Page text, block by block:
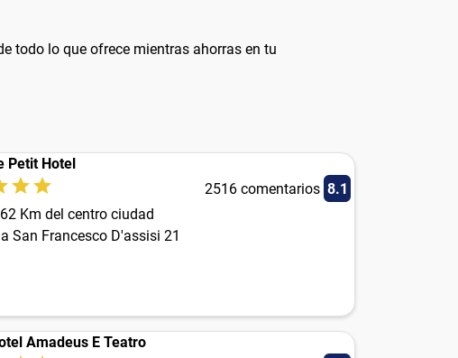
todo lo que ofrece mientras ahorras en tu
Petit Hotel
2516 comentarios 8.1
Km del centro ciudad
San Francesco D'assisi 21
Amadeus E Teatro